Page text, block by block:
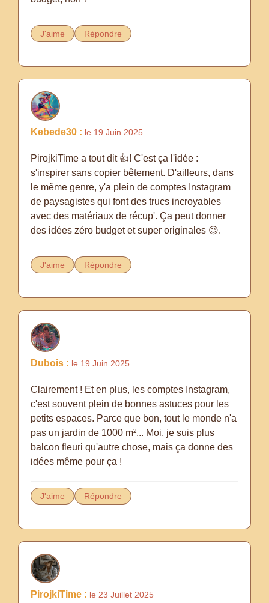
J'aime Répondre
Kebede30 : le 19 Juin 2025
PirojkiTime a tout dit 👍! C'est ça l'idée :
s'inspirer sans copier bêtement. D'ailleurs, dans
le même genre, y'a plein de comptes Instagram
de paysagistes qui font des trucs incroyables
avec des matériaux de récup'. Ça peut donner
des idées zéro budget et super originales 😉.
J'aime Répondre
Dubois : le 19 Juin 2025
Clairement ! Et en plus, les comptes Instagram,
c'est souvent plein de bonnes astuces pour les
petits espaces. Parce que bon, tout le monde n'a
pas un jardin de 1000 m²... Moi, je suis plus
balcon fleuri qu'autre chose, mais ça donne des
idées même pour ça !
J'aime Répondre
PirojkiTime : le 23 Juillet 2025